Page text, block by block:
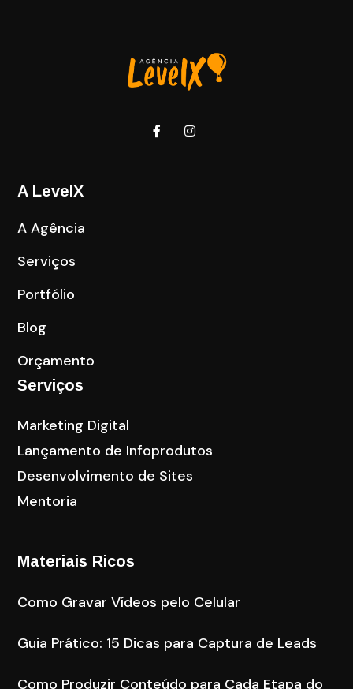
A LevelX
A Agência
Serviços
Portfólio
Blog
Orçamento
Serviços
Marketing Digital
Lançamento de Infoprodutos
Desenvolvimento de Sites
Mentoria
Materiais Ricos
Como Gravar Vídeos pelo Celular
Guia Prático: 15 Dicas para Captura de Leads
Como Produzir Conteúdo para Cada Etapa do